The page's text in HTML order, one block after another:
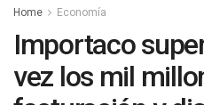
Home Economía
Importaco
vez los mil